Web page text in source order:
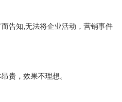
告知,无法将企业活动，营销事件
贵，效果不理想。